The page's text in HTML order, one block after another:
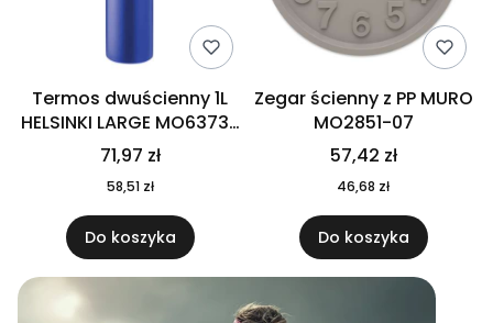
Termos dwuścienny 1L
HELSINKI LARGE MO6373-
04
71,97 zł
58,51 zł
Do koszyka
Zegar ścienny z PP MURO
MO2851-07
57,42 zł
46,68 zł
Do koszyka